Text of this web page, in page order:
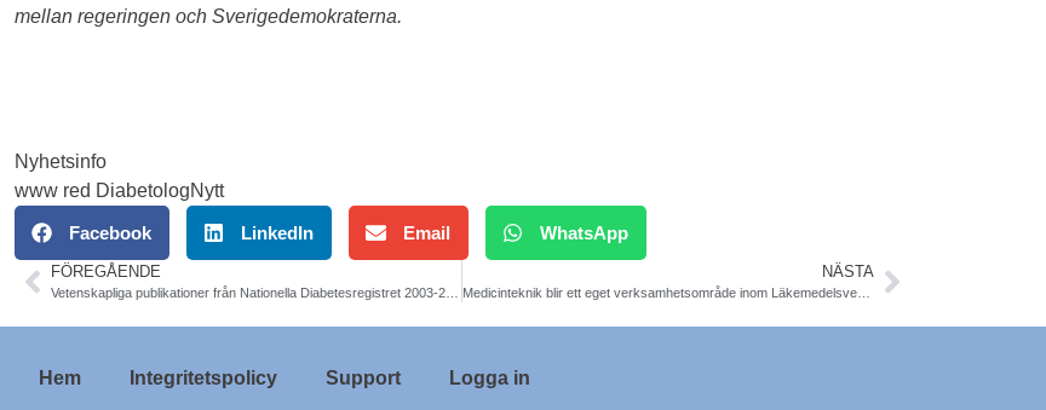
mellan regeringen och Sverigedemokraterna.
Nyhetsinfo
www red DiabetologNytt
Facebook LinkedIn Email WhatsApp
FÖREGÅENDE
Vetenskapliga publikationer från Nationella Diabetesregistret 2003-2025
NÄSTA
Medicinteknik blir ett eget verksamhetsområde inom Läkemedelsverket
Hem Integritetspolicy Support Logga in